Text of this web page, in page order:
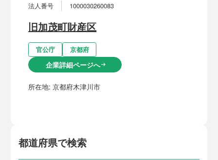
都道府県で検索
法人番号 1000030260083
旧加茂町財産区
官公庁 京都府
企業詳細ページへarrow_right_alt
所在地:京都府木津川市